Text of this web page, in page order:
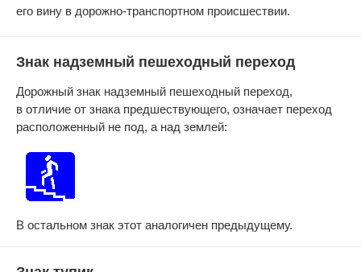
его вину в дорожно-транспортном происшествии.
Знак надземный пешеходный переход
Дорожный знак надземный пешеходный переход,
в отличие от знака предшествующего, означает переход
расположенный не под, а над землей:
В остальном знак этот аналогичен предыдущему.